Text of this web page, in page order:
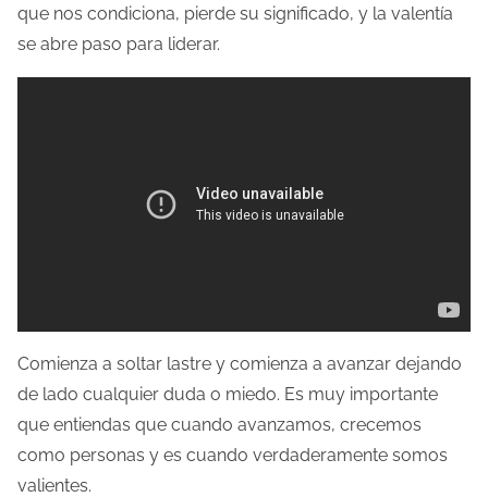
que nos condiciona, pierde su significado, y la valentía
se abre paso para liderar.
Comienza a soltar lastre y comienza a avanzar dejando
de lado cualquier duda o miedo. Es muy importante
que entiendas que cuando avanzamos, crecemos
como personas y es cuando verdaderamente somos
valientes.